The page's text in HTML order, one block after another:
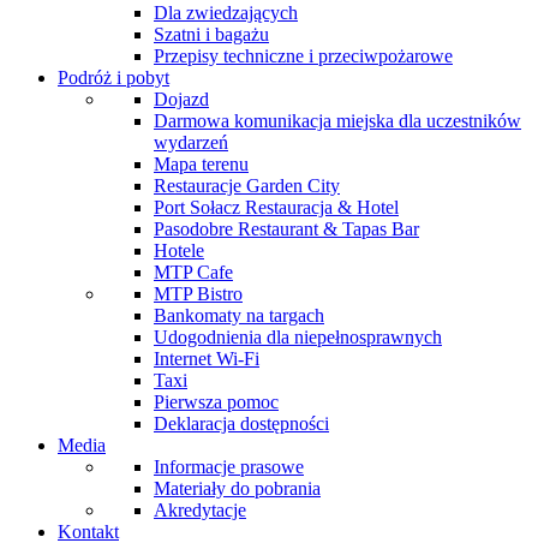
Dla zwiedzających
Szatni i bagażu
Przepisy techniczne i przeciwpożarowe
Podróż i pobyt
Dojazd
Darmowa komunikacja miejska dla uczestników
wydarzeń
Mapa terenu
Restauracje Garden City
Port Sołacz Restauracja & Hotel
Pasodobre Restaurant & Tapas Bar
Hotele
MTP Cafe
MTP Bistro
Bankomaty na targach
Udogodnienia dla niepełnosprawnych
Internet Wi-Fi
Taxi
Pierwsza pomoc
Deklaracja dostępności
Media
Informacje prasowe
Materiały do pobrania
Akredytacje
Kontakt